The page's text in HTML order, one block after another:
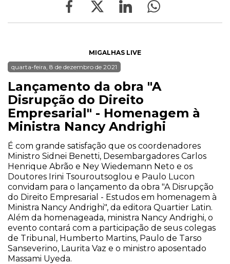
MIGALHAS LIVE
quarta-feira, 8 de dezembro de 2021
Lançamento da obra "A
Disrupção do Direito
Empresarial" - Homenagem à
Ministra Nancy Andrighi
É com grande satisfação que os coordenadores
Ministro Sidnei Benetti, Desembargadores Carlos
Henrique Abrão e Ney Wiedemann Neto e os
Doutores Irini Tsouroutsoglou e Paulo Lucon
convidam para o lançamento da obra "A Disrupção
do Direito Empresarial - Estudos em homenagem à
Ministra Nancy Andrighi", da editora Quartier Latin.
Além da homenageada, ministra Nancy Andrighi, o
evento contará com a participação de seus colegas
de Tribunal, Humberto Martins, Paulo de Tarso
Sanseverino, Laurita Vaz e o ministro aposentado
Massami Uyeda.